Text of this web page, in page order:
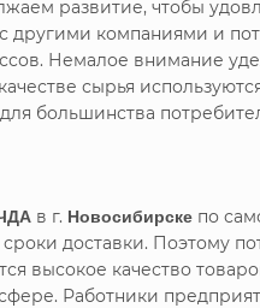
развитие, чтобы
другими компаниями и
Немалое внимание
сырья
большинства
в г. Новосибирске по
доставки. Поэтому
высокое качество
Работники